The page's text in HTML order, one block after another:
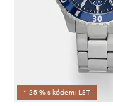
*-25 % s kódem: LST